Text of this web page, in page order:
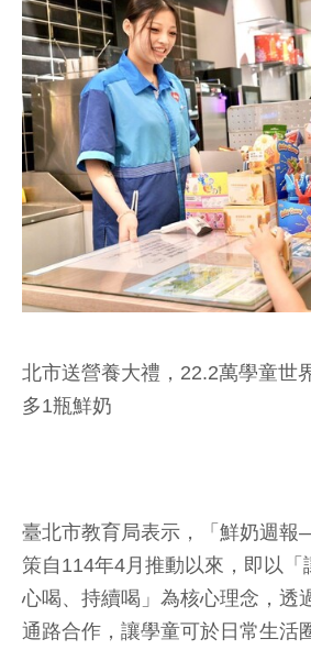
北市送營養大禮，22.2萬學童世
多1瓶鮮奶
臺北市教育局表示，「鮮奶週
策自114年4月推動以來，即以「
心喝、持續喝」為核心理念，透
通路合作，讓學童可於日常生活